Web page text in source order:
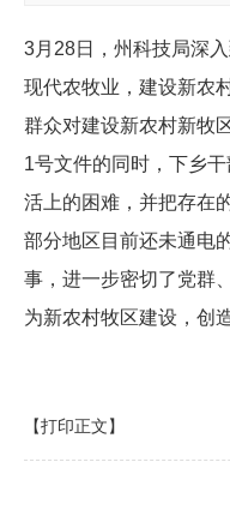
3月28日，州科技局深
现代农牧业，建设新农
群众对建设新农村新牧
1号文件的同时，下乡
活上的困难，并把存在
部分地区目前还未通电
事，进一步密切了党群
为新农村牧区建设，创
【打印正文】